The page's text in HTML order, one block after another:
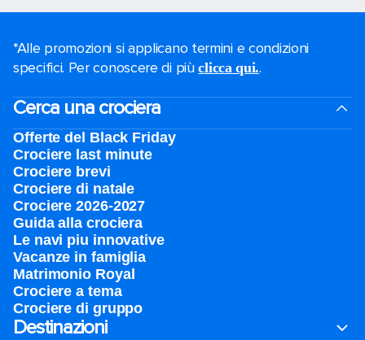
*Alle promozioni si applicano termini e condizioni
specifici. Per conoscere di piùclicca qui..
Cerca una crociera
Offerte del Black Friday
Crociere last minute
Crociere brevi​
Crociere di natale​
Crociere 2026-2027
Guida alla crociera
Le navi piu innovative
Vacanze in famiglia
Matrimonio Royal
Crociere a tema
Crociere di gruppo
Destinazioni